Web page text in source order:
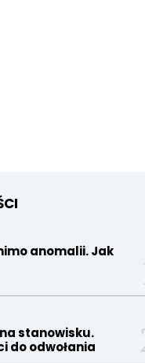
anomalii. Jak
stanowisku.
do odwołania